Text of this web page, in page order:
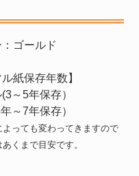
：ゴールド
ル紙保存年数】
～5年保存）
～7年保存）
よっても変わってきますので
くまで目安です。